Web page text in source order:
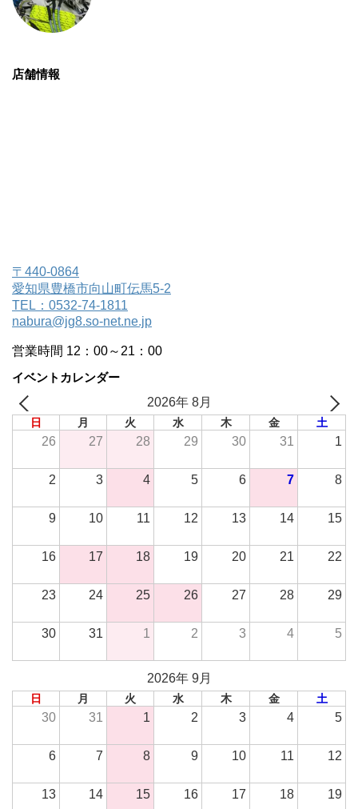
店舗情報
〒440-0864
愛知県豊橋市向山町伝馬5-2
TEL：0532-74-1811
nabura@jg8.so-net.ne.jp
営業時間 12：00～21：00
イベントカレンダー
2026年 8月
日 月 火 水 木 金 土
26 27 28 29 30 31 1
2 3 4 5 6 7 8
9 10 11 12 13 14 15
16 17 18 19 20 21 22
23 24 25 26 27 28 29
30 31 1 2 3 4 5
2026年 9月
日 月 火 水 木 金 土
30 31 1 2 3 4 5
6 7 8 9 10 11 12
13 14 15 16 17 18 19